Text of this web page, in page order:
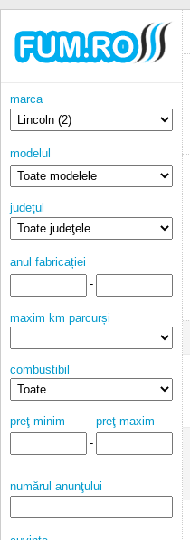
marca
modelul
judeţul
anul fabricației
-
maxim km parcurși
combustibil
preţ minim
preţ maxim
-
numărul anunţului